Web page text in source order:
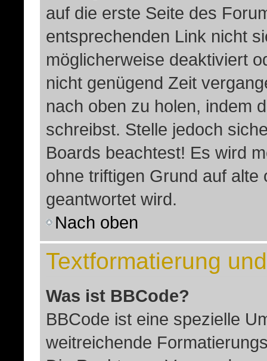
auf die erste Seite des
entsprechenden Link nicht
möglicherweise deaktiviert
nicht genügend Zeit
nach oben zu holen, indem
schreibst. Stelle jedoch
Boards beachtest! Es wird
ohne triftigen Grund auf
geantwortet wird.
Nach oben
Textformatierung
Was ist BBCode?
BBCode ist eine spezielle
weitreichende